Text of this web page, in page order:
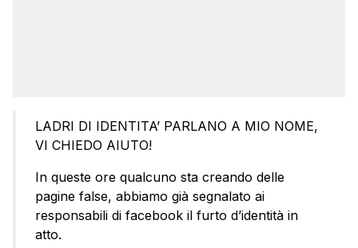
LADRI DI IDENTITA’ PARLANO A MIO NOME,
VI CHIEDO AIUTO!
In queste ore qualcuno sta creando delle
pagine false, abbiamo già segnalato ai
responsabili di facebook il furto d’identità in
atto.